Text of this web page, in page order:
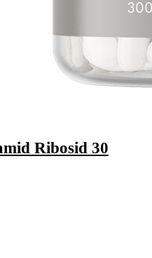
Ribosid 30